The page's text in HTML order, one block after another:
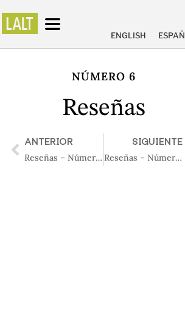
ENGLISH
NÚMERO 6
Reseñas
ANTERIOR
Reseñas – Número 5
SIGUIENTE
Reseñas – Número 7